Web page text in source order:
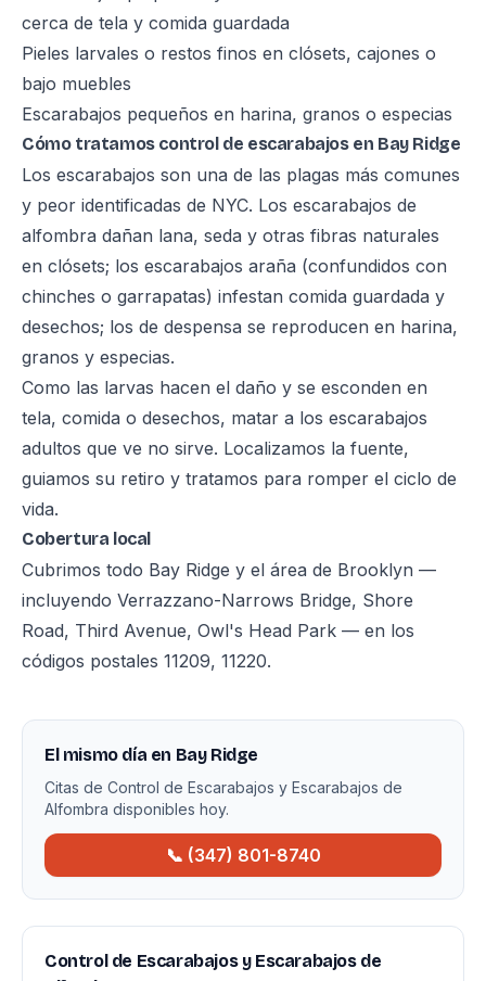
cerca de tela y comida guardada
Pieles larvales o restos finos en clósets, cajones o
bajo muebles
Escarabajos pequeños en harina, granos o especias
Cómo tratamos control de escarabajos en Bay Ridge
Los escarabajos son una de las plagas más comunes
y peor identificadas de NYC. Los escarabajos de
alfombra dañan lana, seda y otras fibras naturales
en clósets; los escarabajos araña (confundidos con
chinches o garrapatas) infestan comida guardada y
desechos; los de despensa se reproducen en harina,
granos y especias.
Como las larvas hacen el daño y se esconden en
tela, comida o desechos, matar a los escarabajos
adultos que ve no sirve. Localizamos la fuente,
guiamos su retiro y tratamos para romper el ciclo de
vida.
Cobertura local
Cubrimos todo Bay Ridge y el área de Brooklyn —
incluyendo Verrazzano-Narrows Bridge, Shore
Road, Third Avenue, Owl's Head Park — en los
códigos postales 11209, 11220.
El mismo día en Bay Ridge
Citas de Control de Escarabajos y Escarabajos de
Alfombra disponibles hoy.
📞 (347) 801-8740
Control de Escarabajos y Escarabajos de